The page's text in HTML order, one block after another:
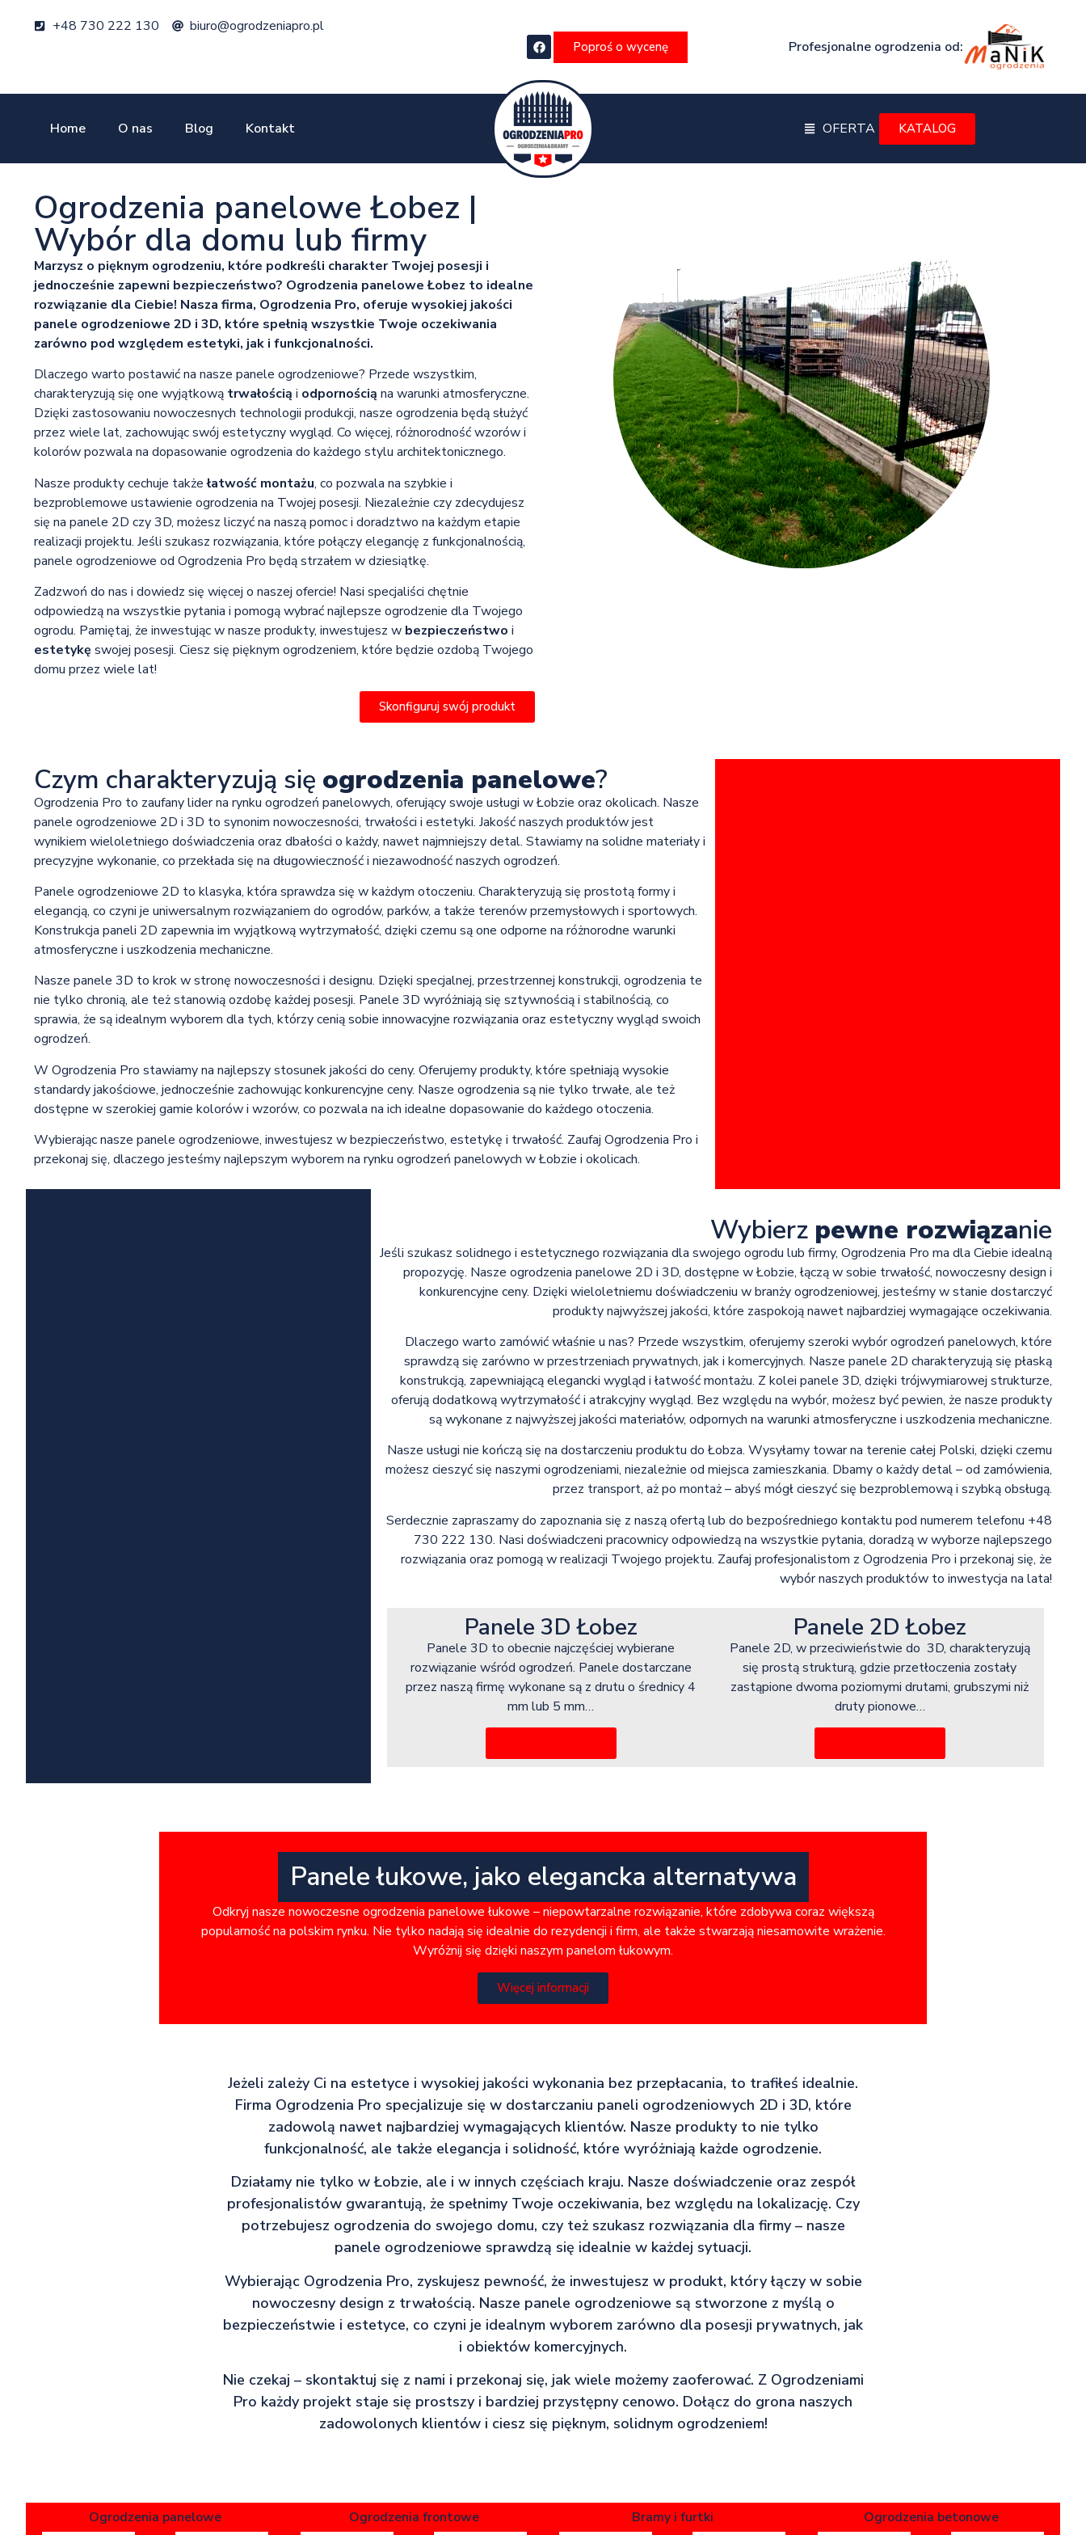
+48 730 222 130 biuro@ogrodzeniapro.pl
Poproś o wycenę Profesjonalne ogrodzenia od:
Home O nas Blog Kontakt OFERTA KATALOG
Ogrodzenia panelowe Łobez |
Wybór dla domu lub firmy
Marzysz o pięknym ogrodzeniu, które podkreśli charakter Twojej posesji i
jednocześnie zapewni bezpieczeństwo? Ogrodzenia panelowe Łobez to idealne
rozwiązanie dla Ciebie! Nasza firma, Ogrodzenia Pro, oferuje wysokiej jakości
panele ogrodzeniowe 2D i 3D, które spełnią wszystkie Twoje oczekiwania
zarówno pod względem estetyki, jak i funkcjonalności.
Dlaczego warto postawić na nasze panele ogrodzeniowe? Przede wszystkim,
charakteryzują się one wyjątkową trwałością i odpornością na warunki atmosferyczne.
Dzięki zastosowaniu nowoczesnych technologii produkcji, nasze ogrodzenia będą służyć
przez wiele lat, zachowując swój estetyczny wygląd. Co więcej, różnorodność wzorów i
kolorów pozwala na dopasowanie ogrodzenia do każdego stylu architektonicznego.
Nasze produkty cechuje takżełatwość montażu, co pozwala na szybkie i
bezproblemowe ustawienie ogrodzenia na Twojej posesji. Niezależnie czy zdecydujesz
się na panele 2D czy 3D, możesz liczyć na naszą pomoc i doradztwo na każdym etapie
realizacji projektu. Jeśli szukasz rozwiązania, które połączy elegancję z funkcjonalnością,
panele ogrodzeniowe od Ogrodzenia Pro będą strzałem w dziesiątkę.
Zadzwoń do nas i dowiedz się więcej o naszej ofercie! Nasi specjaliści chętnie
odpowiedzą na wszystkie pytania i pomogą wybrać najlepsze ogrodzenie dla Twojego
ogrodu. Pamiętaj, że inwestując w nasze produkty, inwestujesz w bezpieczeństwo i
estetykę swojej posesji. Ciesz się pięknym ogrodzeniem, które będzie ozdobą Twojego
domu przez wiele lat!
Skonfiguruj swój produkt
Czym charakteryzują się ogrodzenia panelowe?
Ogrodzenia Pro to zaufany lider na rynku ogrodzeń panelowych, oferujący swoje usługi w Łobzie oraz okolicach. Nasze
panele ogrodzeniowe 2D i 3D to synonim nowoczesności, trwałości i estetyki. Jakość naszych produktów jest
wynikiem wieloletniego doświadczenia oraz dbałości o każdy, nawet najmniejszy detal. Stawiamy na solidne materiały i
precyzyjne wykonanie, co przekłada się na długowieczność i niezawodność naszych ogrodzeń.
Panele ogrodzeniowe 2D to klasyka, która sprawdza się w każdym otoczeniu. Charakteryzują się prostotą formy i
elegancją, co czyni je uniwersalnym rozwiązaniem do ogrodów, parków, a także terenów przemysłowych i sportowych.
Konstrukcja paneli 2D zapewnia im wyjątkową wytrzymałość, dzięki czemu są one odporne na różnorodne warunki
atmosferyczne i uszkodzenia mechaniczne.
Nasze panele 3D to krok w stronę nowoczesności i designu. Dzięki specjalnej, przestrzennej konstrukcji, ogrodzenia te
nie tylko chronią, ale też stanowią ozdobę każdej posesji. Panele 3D wyróżniają się sztywnością i stabilnością, co
sprawia, że są idealnym wyborem dla tych, którzy cenią sobie innowacyjne rozwiązania oraz estetyczny wygląd swoich
ogrodzeń.
W Ogrodzenia Pro stawiamy na najlepszy stosunek jakości do ceny. Oferujemy produkty, które spełniają wysokie
standardy jakościowe, jednocześnie zachowując konkurencyjne ceny. Nasze ogrodzenia są nie tylko trwałe, ale też
dostępne w szerokiej gamie kolorów i wzorów, co pozwala na ich idealne dopasowanie do każdego otoczenia.
Wybierając nasze panele ogrodzeniowe, inwestujesz w bezpieczeństwo, estetykę i trwałość. Zaufaj Ogrodzenia Pro i
przekonaj się, dlaczego jesteśmy najlepszym wyborem na rynku ogrodzeń panelowych w Łobzie i okolicach.
Wybierz pewne rozwiązanie
Jeśli szukasz solidnego i estetycznego rozwiązania dla swojego ogrodu lub firmy, Ogrodzenia Pro ma dla Ciebie idealną
propozycję. Nasze ogrodzenia panelowe 2D i 3D, dostępne w Łobzie, łączą w sobie trwałość, nowoczesny design i
konkurencyjne ceny. Dzięki wieloletniemu doświadczeniu w branży ogrodzeniowej, jesteśmy w stanie dostarczyć
produkty najwyższej jakości, które zaspokoją nawet najbardziej wymagające oczekiwania.
Dlaczego warto zamówić właśnie u nas? Przede wszystkim, oferujemy szeroki wybór ogrodzeń panelowych, które
sprawdzą się zarówno w przestrzeniach prywatnych, jak i komercyjnych. Nasze panele 2D charakteryzują się płaską
konstrukcją, zapewniającą elegancki wygląd i łatwość montażu. Z kolei panele 3D, dzięki trójwymiarowej strukturze,
oferują dodatkową wytrzymałość i atrakcyjny wygląd. Bez względu na wybór, możesz być pewien, że nasze produkty
są wykonane z najwyższej jakości materiałów, odpornych na warunki atmosferyczne i uszkodzenia mechaniczne.
Nasze usługi nie kończą się na dostarczeniu produktu do Łobza. Wysyłamy towar na terenie całej Polski, dzięki czemu
możesz cieszyć się naszymi ogrodzeniami, niezależnie od miejsca zamieszkania. Dbamy o każdy detal – od zamówienia,
przez transport, aż po montaż – abyś mógł cieszyć się bezproblemową i szybką obsługą.
Serdecznie zapraszamy do zapoznania się z naszą ofertą lub do bezpośredniego kontaktu pod numerem telefonu +48
730 222 130. Nasi doświadczeni pracownicy odpowiedzą na wszystkie pytania, doradzą w wyborze najlepszego
rozwiązania oraz pomogą w realizacji Twojego projektu. Zaufaj profesjonalistom z Ogrodzenia Pro i przekonaj się, że
wybór naszych produktów to inwestycja na lata!
Panele 3D Łobez
Panele 3D to obecnie najczęściej wybierane
rozwiązanie wśród ogrodzeń. Panele dostarczane
przez naszą firmę wykonane są z drutu o średnicy 4
mm lub 5 mm…
Panele 2D Łobez
Panele 2D, w przeciwieństwie do 3D, charakteryzują
się prostą strukturą, gdzie przetłoczenia zostały
zastąpione dwoma poziomymi drutami, grubszymi niż
druty pionowe…
Panele łukowe, jako elegancka alternatywa
Odkryj nasze nowoczesne ogrodzenia panelowe łukowe – niepowtarzalne rozwiązanie, które zdobywa coraz większą
popularność na polskim rynku. Nie tylko nadają się idealnie do rezydencji i firm, ale także stwarzają niesamowite wrażenie.
Wyróżnij się dzięki naszym panelom łukowym.
Więcej informacji
Jeżeli zależy Ci na estetyce i wysokiej jakości wykonania bez przepłacania, to trafiłeś idealnie.
Firma Ogrodzenia Pro specjalizuje się w dostarczaniu paneli ogrodzeniowych 2D i 3D, które
zadowolą nawet najbardziej wymagających klientów. Nasze produkty to nie tylko
funkcjonalność, ale także elegancja i solidność, które wyróżniają każde ogrodzenie.
Działamy nie tylko w Łobzie, ale i w innych częściach kraju. Nasze doświadczenie oraz zespół
profesjonalistów gwarantują, że spełnimy Twoje oczekiwania, bez względu na lokalizację. Czy
potrzebujesz ogrodzenia do swojego domu, czy też szukasz rozwiązania dla firmy – nasze
panele ogrodzeniowe sprawdzą się idealnie w każdej sytuacji.
Wybierając Ogrodzenia Pro, zyskujesz pewność, że inwestujesz w produkt, który łączy w sobie
nowoczesny design z trwałością. Nasze panele ogrodzeniowe są stworzone z myślą o
bezpieczeństwie i estetyce, co czyni je idealnym wyborem zarówno dla posesji prywatnych, jak
i obiektów komercyjnych.
Nie czekaj – skontaktuj się z nami i przekonaj się, jak wiele możemy zaoferować. Z Ogrodzeniami
Pro każdy projekt staje się prostszy i bardziej przystępny cenowo. Dołącz do grona naszych
zadowolonych klientów i ciesz się pięknym, solidnym ogrodzeniem!
Ogrodzenia panelowe
Ogrodzenia frontowe
Bramy i furtki
Ogrodzenia betonowe